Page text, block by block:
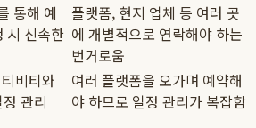
통해 예
시 신속한
플랫폼, 현지 업체 등 여러 곳
에 개별적으로 연락해야 하는
번거로움
비티와
관리
여러 플랫폼을 오가며 예약해
야 하므로 일정 관리가 복잡함